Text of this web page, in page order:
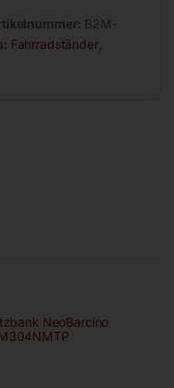
B2M-
Fahrradständer,
NeoBarcino